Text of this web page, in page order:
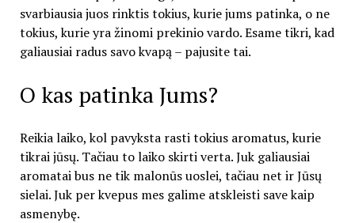
svarbiausia juos rinktis tokius, kurie jums patinka, o ne
tokius, kurie yra žinomi prekinio vardo. Esame tikri, kad
galiausiai radus savo kvapą – pajusite tai.
O kas patinka Jums?
Reikia laiko, kol pavyksta rasti tokius aromatus, kurie
tikrai jūsų. Tačiau to laiko skirti verta. Juk galiausiai
aromatai bus ne tik malonūs uoslei, tačiau net ir Jūsų
sielai. Juk per kvepus mes galime atskleisti save kaip
asmenybę.